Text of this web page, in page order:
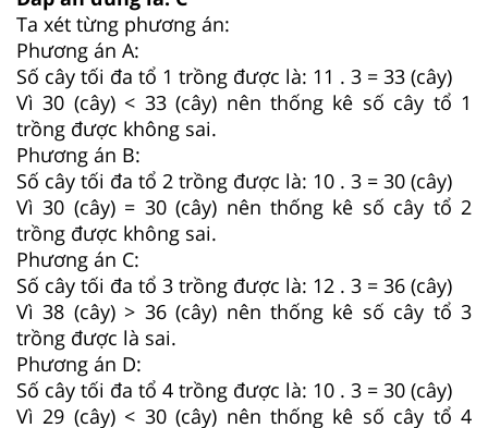
Ta xét từng phương án:
Phương án A:
Số cây tối đa tổ 1 trồng được là: 11 . 3 = 33 (cây)
Vì 30 (cây) < 33 (cây) nên thống kê số cây tổ 1
trồng được không sai.
Phương án B:
Số cây tối đa tổ 2 trồng được là: 10 . 3 = 30 (cây)
Vì 30 (cây) = 30 (cây) nên thống kê số cây tổ 2
trồng được không sai.
Phương án C:
Số cây tối đa tổ 3 trồng được là: 12 . 3 = 36 (cây)
Vì 38 (cây) > 36 (cây) nên thống kê số cây tổ 3
trồng được là sai.
Phương án D:
Số cây tối đa tổ 4 trồng được là: 10 . 3 = 30 (cây)
Vì 29 (cây) < 30 (cây) nên thống kê số cây tổ 4